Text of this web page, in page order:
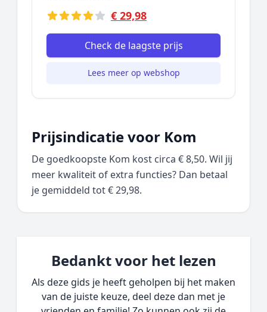
€ 29,98
Check de laagste prijs
Lees meer op webshop
Prijsindicatie voor Kom
De goedkoopste Kom kost circa € 8,50. Wil jij
meer kwaliteit of extra functies? Dan betaal
je gemiddeld tot € 29,98.
Bedankt voor het lezen
Als deze gids je heeft geholpen bij het maken
van de juiste keuze, deel deze dan met je